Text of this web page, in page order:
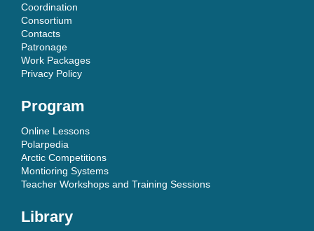
Coordination
Consortium
Contacts
Patronage
Work Packages
Privacy Policy
Program
Online Lessons
Polarpedia
Arctic Competitions
Montioring Systems
Teacher Workshops and Training Sessions
Library